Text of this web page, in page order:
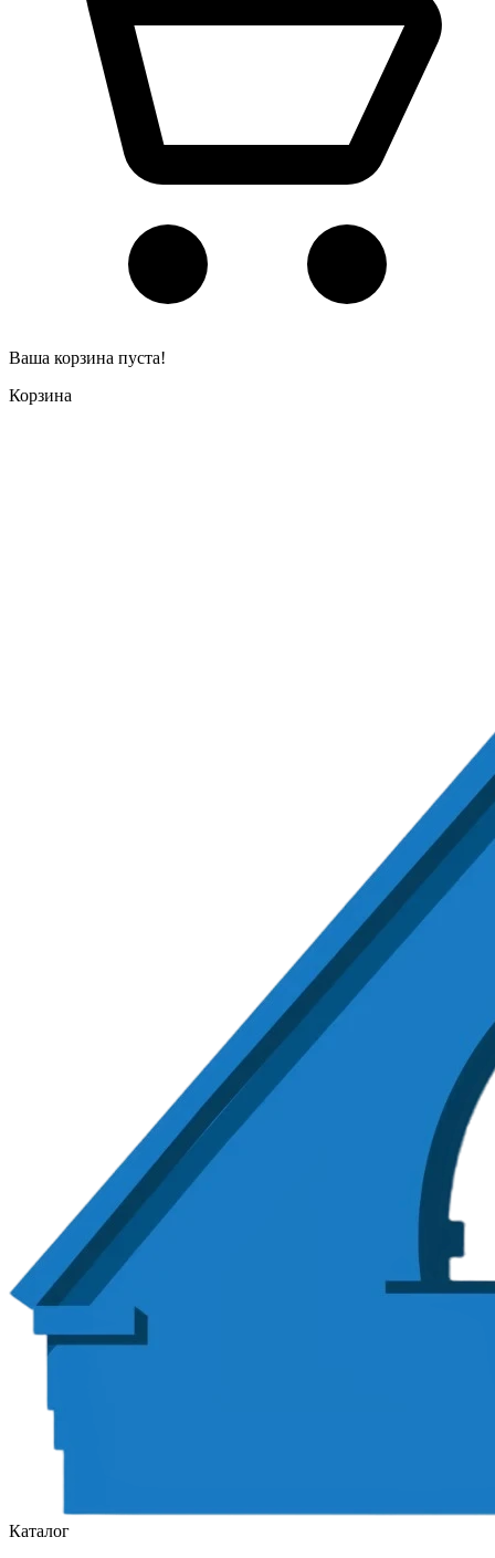
Ваша корзина пуста!
Корзина
Каталог